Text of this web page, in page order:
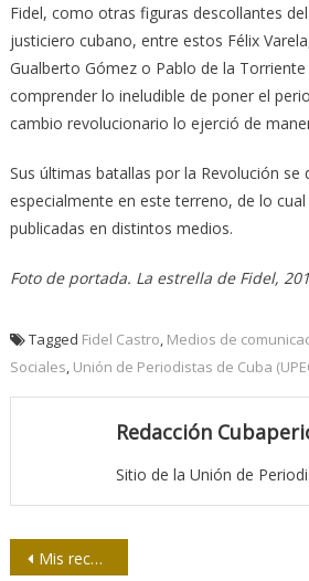
Fidel, como otras figuras descollantes
justiciero cubano, entre estos Félix
Gualberto Gómez o Pablo de la
comprender lo ineludible de poner el
cambio revolucionario lo ejerció de
Sus últimas batallas por la Revolución se
especialmente en este terreno, de lo
publicadas en distintos medios.
Foto de portada. La estrella de Fidel,
Tagged Fidel Castro Medios de
Sociales Unión de Periodistas de Cuba
Redacción
Sitio de la Unión de
Navegación
Mis recuerdos de Fidel